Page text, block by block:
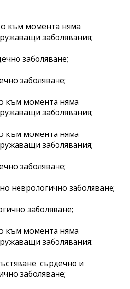
към момента няма
заболявания;
заболяване;
заболяване;
към момента няма
заболявания;
към момента няма
заболявания;
заболяване;
неврологично заболяване;
заболяване;
към момента няма
заболявания;
сърдечно и
заболяване;